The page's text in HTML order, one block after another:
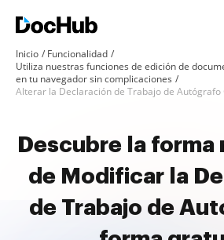
Inicio
Funcionalidad
Utiliza nuestras funciones de edición de
en tu navegador sin complicaciones
Alterar la Declaración de Trabajo de Autógrafo
Descubre la forma
de Modificar la
de Trabajo de